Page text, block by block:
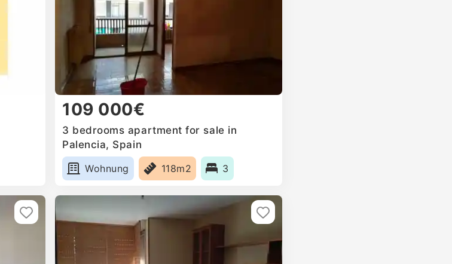
109 000€
3 bedrooms apartment for sale in
Palencia, Spain
Wohnung
118m2 3